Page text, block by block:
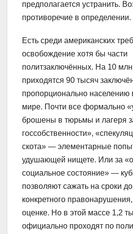
предполагается устранить.
противоречие в определении.
Есть среди американских
освобождение хотя бы части
политзаключённых. На 10 млн
приходятся 90 тысяч
пропорционально населению
мире. Почти все формально
брошены в тюрьмы и лагеря
госсобственности»,
скота» — элементарные
удушающей нищете. Или за
социальное состояние» —
позволяют сажать на сроки
конкретного
оценке. Но в этой массе 1,2
официально проходят по